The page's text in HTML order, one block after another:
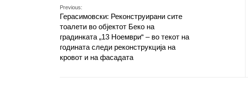
Previous:
Герасимовски: Реконструирани сите
тоалети во објектот Беко на
градинката „13 Ноември“ – во текот на
годината следи реконструкција на
кровот и на фасадата